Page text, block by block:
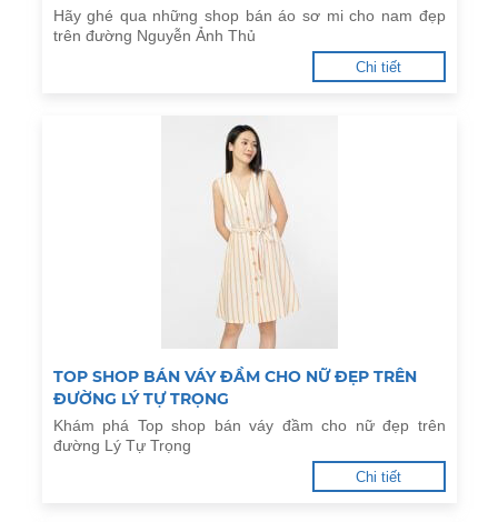
Hãy ghé qua những shop bán áo sơ mi cho nam đẹp
trên đường Nguyễn Ảnh Thủ
Chi tiết
TOP SHOP BÁN VÁY ĐẦM CHO NỮ ĐẸP TRÊN
ĐƯỜNG LÝ TỰ TRỌNG
Khám phá Top shop bán váy đầm cho nữ đẹp trên
đường Lý Tự Trọng
Chi tiết